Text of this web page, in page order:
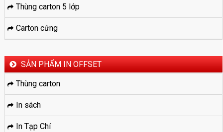
Thùng carton 5 lớp
Carton cứng
SẢN PHẨM IN OFFSET
Thùng carton
In sách
In Tạp Chí